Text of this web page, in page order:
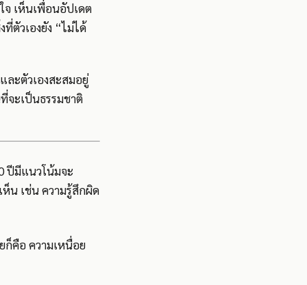
จ เห็นเพื่อนอัปเดต
ตัวเองยัง “ไม่ได้
ละตัวเองสะสมอยู่
จะเป็นธรรมชาติ
ปีมีแนวโน้มจะ
น เช่น ความรู้สึกผิด
ก็คือ ความเหนื่อย